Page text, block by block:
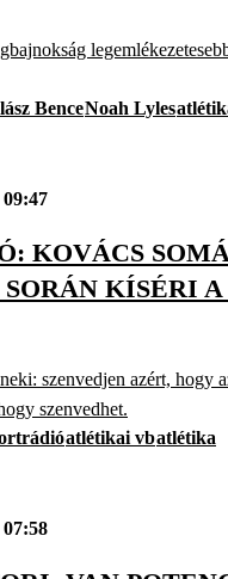
BenceNoah Lyles
09:47
KOVÁCS
KÍSÉRI A
szenvedjen azért, hogy
szenvedhet.
atlétikai vbatlétika
07:58